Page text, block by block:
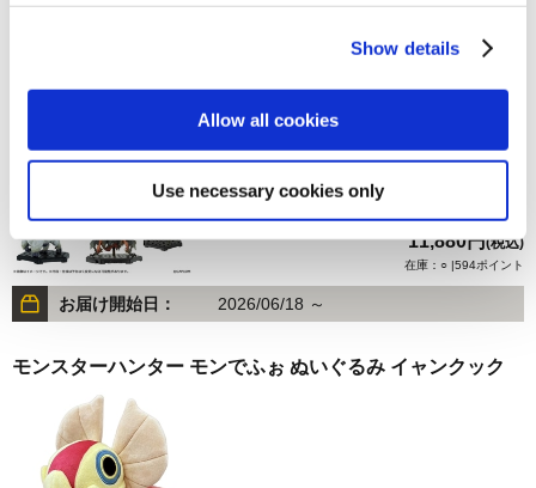
Show details
Allow all cookies
Use necessary cookies only
カプコンフィギュアビルダー モンスターハンター スタン
11,880円(税込)
在庫：○ |594ポイント
お届け開始日： 2026/06/18 ～
モンスターハンター モンでふぉ ぬいぐるみ イャンクック